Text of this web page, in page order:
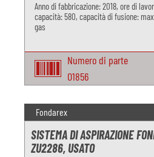
Anno di fabbricazione: 2018, ore di
capacità: 580, capacità di fusione:
gas
Numero di parte
O1856
Fondarex
SISTEMA DI ASPIRAZIONE
ZU2286, USATO